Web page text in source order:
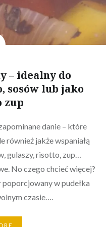
– idealny do
sosów lub jako
zup
danie – które
również jakże wspaniałą
gulaszy, risotto, zup…
No czego chcieć więcej?
w pudełka
czasie….